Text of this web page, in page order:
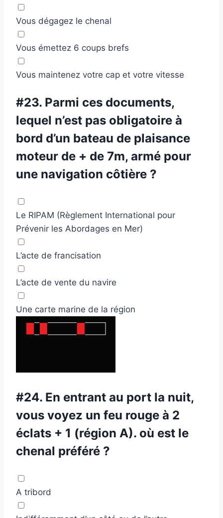
Vous dégagez le chenal
Vous émettez 6 coups brefs
Vous maintenez votre cap et votre vitesse
#23. Parmi ces documents,
lequel n’est pas obligatoire à
bord d’un bateau de plaisance
moteur de + de 7m, armé pour
une navigation côtière ?
Le RIPAM (Règlement International pour
Prévenir les Abordages en Mer)
L’acte de francisation
L’acte de vente du navire
Une carte marine de la région
#24. En entrant au port la nuit,
vous voyez un feu rouge à 2
éclats + 1 (région A). où est le
chenal préféré ?
A tribord